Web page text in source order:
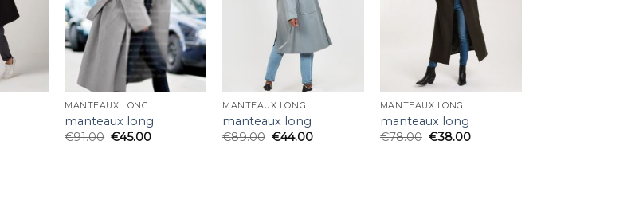
MANTEAUX LONG
manteaux long
€91.00 €45.00
MANTEAUX LONG
manteaux long
€89.00 €44.00
MANTEAUX LONG
manteaux long
€78.00 €38.00